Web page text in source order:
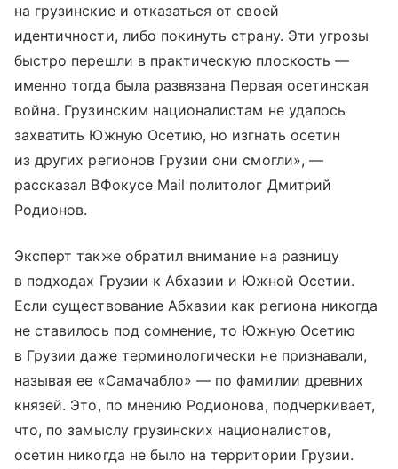
на грузинские и отказаться от своей
идентичности, либо покинуть страну. Эти угрозы
быстро перешли в практическую плоскость —
именно тогда была развязана Первая осетинская
война. Грузинским националистам не удалось
захватить Южную Осетию, но изгнать осетин
из других регионов Грузии они смогли», —
рассказал ВФокусе Mail политолог Дмитрий
Родионов.
Эксперт также обратил внимание на разницу
в подходах Грузии к Абхазии и Южной Осетии.
Если существование Абхазии как региона никогда
не ставилось под сомнение, то Южную Осетию
в Грузии даже терминологически не признавали,
называя ее «Самачабло» — по фамилии древних
князей. Это, по мнению Родионова, подчеркивает,
что, по замыслу грузинских националистов,
осетин никогда не было на территории Грузии.